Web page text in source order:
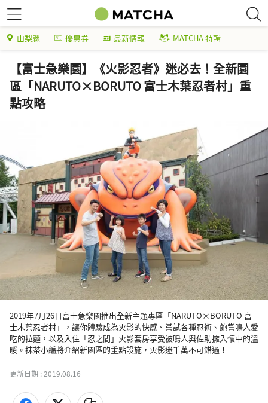
山梨縣 優惠券 最新情報 MATCHA 特輯
【富士急樂園】《火影忍者》迷必去！全新園
區「NARUTO×BORUTO 富士木葉忍者村」重
點攻略
2019年7月26日富士急樂園推出全新主題專區「NARUTO×BORUTO 富
士木葉忍者村」，讓你體驗成為火影的快感、嘗試各種忍術、飽嘗鳴人愛
吃的拉麵，以及入住「忍之間」火影套房享受被鳴人與佐助擁入懷中的溫
暖。抹茶小編將介紹新園區的重點設施，火影迷千萬不可錯過！
更新日期 :2019.08.16